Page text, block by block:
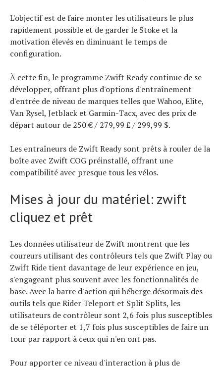
L'objectif est de faire monter les utilisateurs le plus
rapidement possible et de garder le Stoke et la
motivation élevés en diminuant le temps de
configuration.
À cette fin, le programme Zwift Ready continue de se
développer, offrant plus d'options d'entraînement
d'entrée de niveau de marques telles que Wahoo, Elite,
Van Rysel, Jetblack et Garmin-Tacx, avec des prix de
départ autour de 250 € / 279,99 £ / 299,99 $.
Les entraîneurs de Zwift Ready sont prêts à rouler de la
boîte avec Zwift COG préinstallé, offrant une
compatibilité avec presque tous les vélos.
Mises à jour du matériel: zwift
cliquez et prêt
Les données utilisateur de Zwift montrent que les
coureurs utilisant des contrôleurs tels que Zwift Play ou
Zwift Ride tient davantage de leur expérience en jeu,
s'engageant plus souvent avec les fonctionnalités de
base. Avec la barre d'action qui héberge désormais des
outils tels que Rider Teleport et Split Splits, les
utilisateurs de contrôleur sont 2,6 fois plus susceptibles
de se téléporter et 1,7 fois plus susceptibles de faire un
tour par rapport à ceux qui n'en ont pas.
Pour apporter ce niveau d'interaction à plus de